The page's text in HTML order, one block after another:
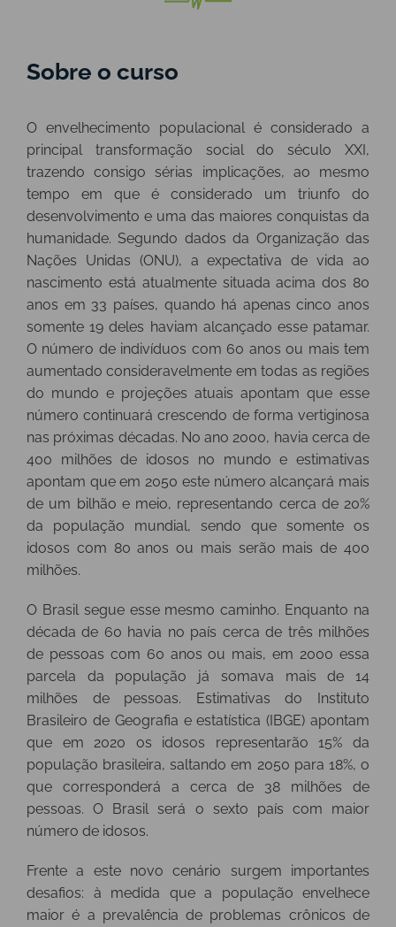
Sobre o curso
O envelhecimento populacional é considerado a
principal transformação social do século XXI,
trazendo consigo sérias implicações, ao mesmo
tempo em que é considerado um triunfo do
desenvolvimento e uma das maiores conquistas da
humanidade. Segundo dados da Organização das
Nações Unidas (ONU), a expectativa de vida ao
nascimento está atualmente situada acima dos 80
anos em 33 países, quando há apenas cinco anos
somente 19 deles haviam alcançado esse patamar.
O número de indivíduos com 60 anos ou mais tem
aumentado consideravelmente em todas as regiões
do mundo e projeções atuais apontam que esse
número continuará crescendo de forma vertiginosa
nas próximas décadas. No ano 2000, havia cerca de
400 milhões de idosos no mundo e estimativas
apontam que em 2050 este número alcançará mais
de um bilhão e meio, representando cerca de 20%
da população mundial, sendo que somente os
idosos com 80 anos ou mais serão mais de 400
milhões.
O Brasil segue esse mesmo caminho. Enquanto na
década de 60 havia no país cerca de três milhões
de pessoas com 60 anos ou mais, em 2000 essa
parcela da população já somava mais de 14
milhões de pessoas. Estimativas do Instituto
Brasileiro de Geografia e estatística (IBGE) apontam
que em 2020 os idosos representarão 15% da
população brasileira, saltando em 2050 para 18%, o
que corresponderá a cerca de 38 milhões de
pessoas. O Brasil será o sexto país com maior
número de idosos.
Frente a este novo cenário surgem importantes
desafios: à medida que a população envelhece
maior é a prevalência de problemas crônicos de